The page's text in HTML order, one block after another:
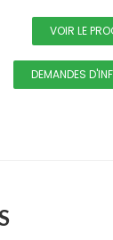
VOIR LE
DEMANDES